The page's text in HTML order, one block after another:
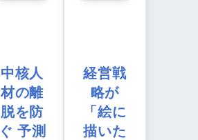
中核人
材の離
脱を防
ぐ 予測
経営戦
略が
「絵に
描いた